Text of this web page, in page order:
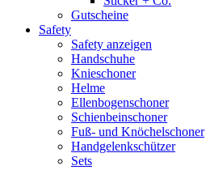
Gutscheine
Safety
Safety anzeigen
Handschuhe
Knieschoner
Helme
Ellenbogenschoner
Schienbeinschoner
Fuß- und Knöchelschoner
Handgelenkschützer
Sets